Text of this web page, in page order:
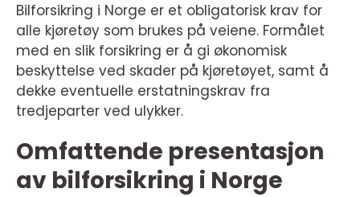
Bilforsikring i Norge er et obligatorisk krav for
alle kjøretøy som brukes på veiene. Formålet
med en slik forsikring er å gi økonomisk
beskyttelse ved skader på kjøretøyet, samt å
dekke eventuelle erstatningskrav fra
tredjeparter ved ulykker.
Omfattende presentasjon
av bilforsikring i Norge